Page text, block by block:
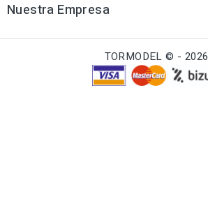
Nuestra Empresa
TORMODEL © - 2026